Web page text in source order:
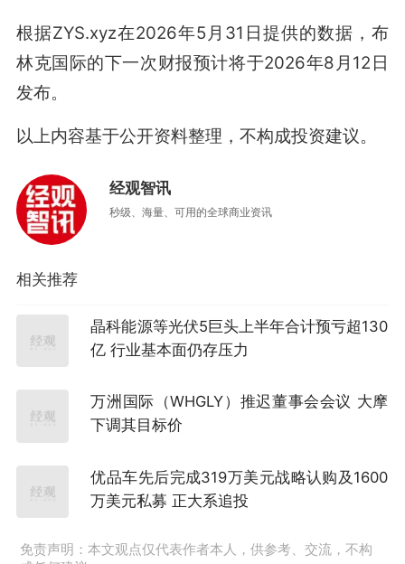
根据ZYS.xyz在2026年5月31日提供的数据，布
林克国际的下一次财报预计将于2026年8月12日
发布。
以上内容基于公开资料整理，不构成投资建议。
经观智讯
秒级、海量、可用的全球商业资讯
相关推荐
晶科能源等光伏5巨头上半年合计预亏超130
亿 行业基本面仍存压力
万洲国际（WHGLY）推迟董事会会议 大摩
下调其目标价
优品车先后完成319万美元战略认购及1600
万美元私募 正大系追投
免责声明：本文观点仅代表作者本人，供参考、交流，不构